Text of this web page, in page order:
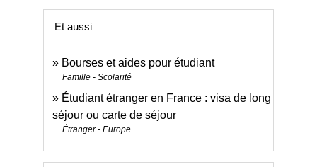
Et aussi
Bourses et aides pour étudiant
Famille - Scolarité
Étudiant étranger en France : visa de long
séjour ou carte de séjour
Étranger - Europe